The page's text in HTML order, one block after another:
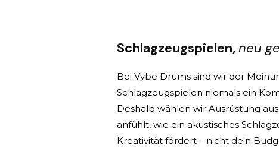
Schlagzeugspielen,neu
Bei Vybe Drums sind wir der
Schlagzeugspielen niemals ein
Deshalb wählen wir Ausrüstung
anfühlt, wie ein akustisches
Kreativität fördert – nicht dein